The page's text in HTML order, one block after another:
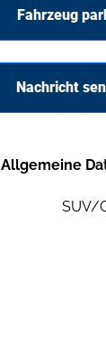
Fahrzeug
Nachricht
Allgemeine
SUV/